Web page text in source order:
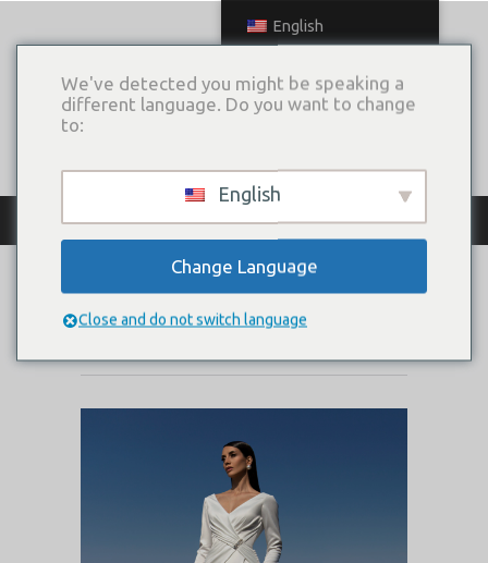
КАТАЛОГ ПЛАТЬЕВ
DIOGENIA
English
We've detected you might be speaking a
different language. Do you want to change
to:
English
Change Language
Close and do not switch language